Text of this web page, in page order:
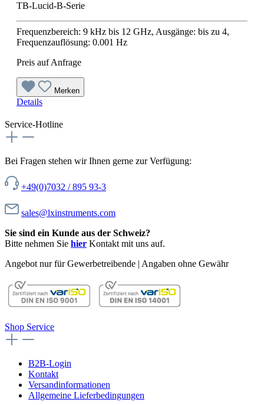
TB-Lucid-B-Serie
Frequenzbereich: 9 kHz bis 12 GHz, Ausgänge: bis zu 4,
Frequenzauflösung: 0.001 Hz
Preis auf Anfrage
Merken
Details
Service-Hotline
Bei Fragen stehen wir Ihnen gerne zur Verfügung:
+49(0)7032 / 895 93-3
sales@lxinstruments.com
Sie sind ein Kunde aus der Schweiz?
Bitte nehmen Sie hier Kontakt mit uns auf.
Angebot nur für Gewerbetreibende | Angaben ohne Gewähr
Shop Service
B2B-Login
Kontakt
Versandinformationen
Allgemeine Lieferbedingungen